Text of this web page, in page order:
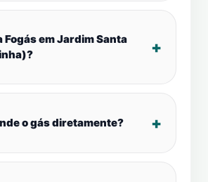
em Jardim Santa
o gás diretamente?